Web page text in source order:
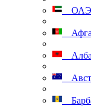
ОАЭ